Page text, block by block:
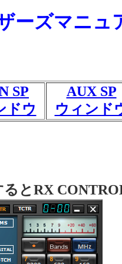
ーズマニュ
SP
ドウ
AUX SP
ウィンド
とRX